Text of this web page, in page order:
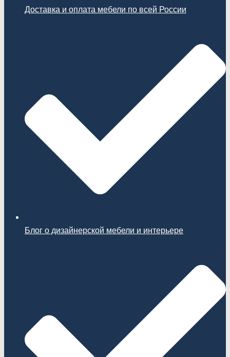
Доставка и оплата мебели по всей России
Блог о дизайнерской мебели и интерьере